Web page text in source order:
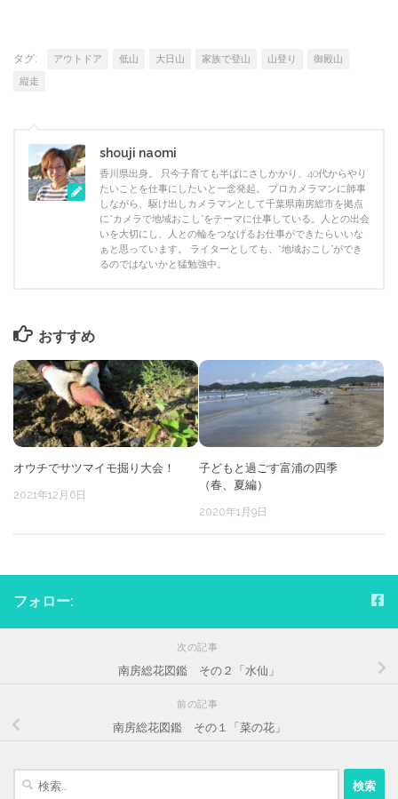
タグ: アウトドア 低山 大日山 家族で登山 山登り 御殿山
縦走
shouji naomi
香川県出身。 只今子育ても半ばにさしかかり、40代からやり
たいことを仕事にしたいと一念発起。 プロカメラマンに師事
しながら、駆け出しカメラマンとして千葉県南房総市を拠点
に“カメラで地域おこし”をテーマに仕事している。人との出会
いを大切にし、人との輪をつなげるお仕事ができたらいいな
ぁと思っています。 ライターとしても、“地域おこし”ができ
るのではないかと猛勉強中。
おすすめ
オウチでサツマイモ掘り大会！
2021年12月6日
子どもと過ごす富浦の四季
（春、夏編）
2020年1月9日
フォロー:
次の記事
南房総花図鑑 その２「水仙」
前の記事
南房総花図鑑 その１「菜の花」
検